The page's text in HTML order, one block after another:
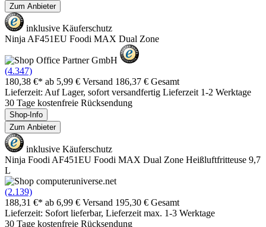
Zum Anbieter
inklusive Käuferschutz
Ninja AF451EU Foodi MAX Dual Zone
(4.347)
180,38 €* ab 5,99 € Versand 186,37 € Gesamt
Lieferzeit: Auf Lager, sofort versandfertig Lieferzeit 1-2 Werktage
30 Tage kostenfreie Rücksendung
Shop-Info
Zum Anbieter
inklusive Käuferschutz
Ninja Foodi AF451EU Foodi MAX Dual Zone Heißluftfritteuse 9,7
L
(2.139)
188,31 €* ab 6,99 € Versand 195,30 € Gesamt
Lieferzeit: Sofort lieferbar, Lieferzeit max. 1-3 Werktage
30 Tage kostenfreie Rücksendung